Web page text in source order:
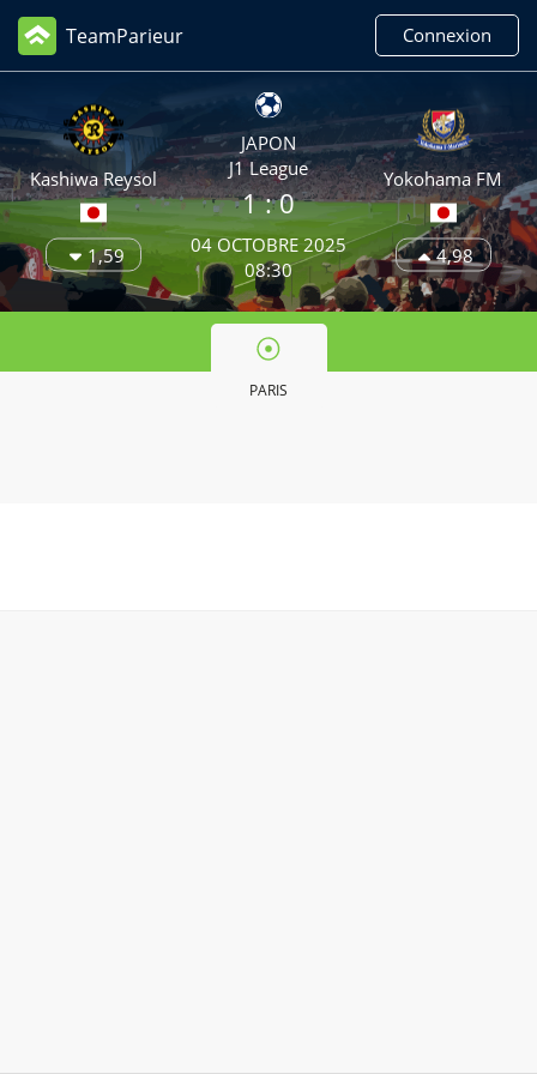
TeamParieur Connexion
Kashiwa Reysol
1,59
JAPON
J1 League
1: 0
04 OCTOBRE 2025
08:30
Yokohama FM
4,98
PARIS